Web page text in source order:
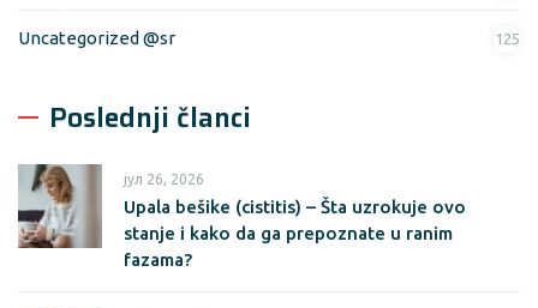
Uncategorized @sr 125
Poslednji članci
јул 26, 2026
Upala bešike (cistitis) – Šta uzrokuje ovo
stanje i kako da ga prepoznate u ranim
fazama?